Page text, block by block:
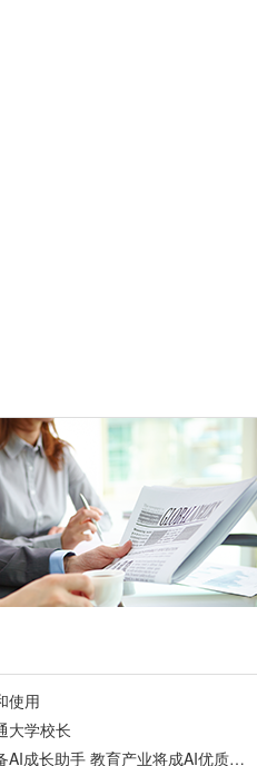
使用
大学校长
清华大学将为新生配备AI成长助手 教育产业将成AI优质落地领域